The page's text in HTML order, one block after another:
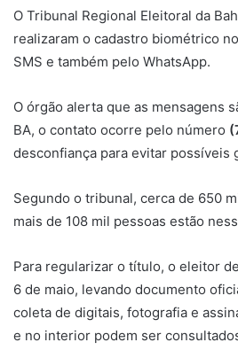
O Tribunal Regional Eleitoral da
realizaram o cadastro biométrico
SMS e também pelo WhatsApp.
O órgão alerta que as mensagens
BA, o contato ocorre pelo número
desconfiança para evitar possíveis
Segundo o tribunal, cerca de 650
mais de 108 mil pessoas estão
Para regularizar o título, o eleitor
6 de maio, levando documento
coleta de digitais, fotografia e
e no interior podem ser